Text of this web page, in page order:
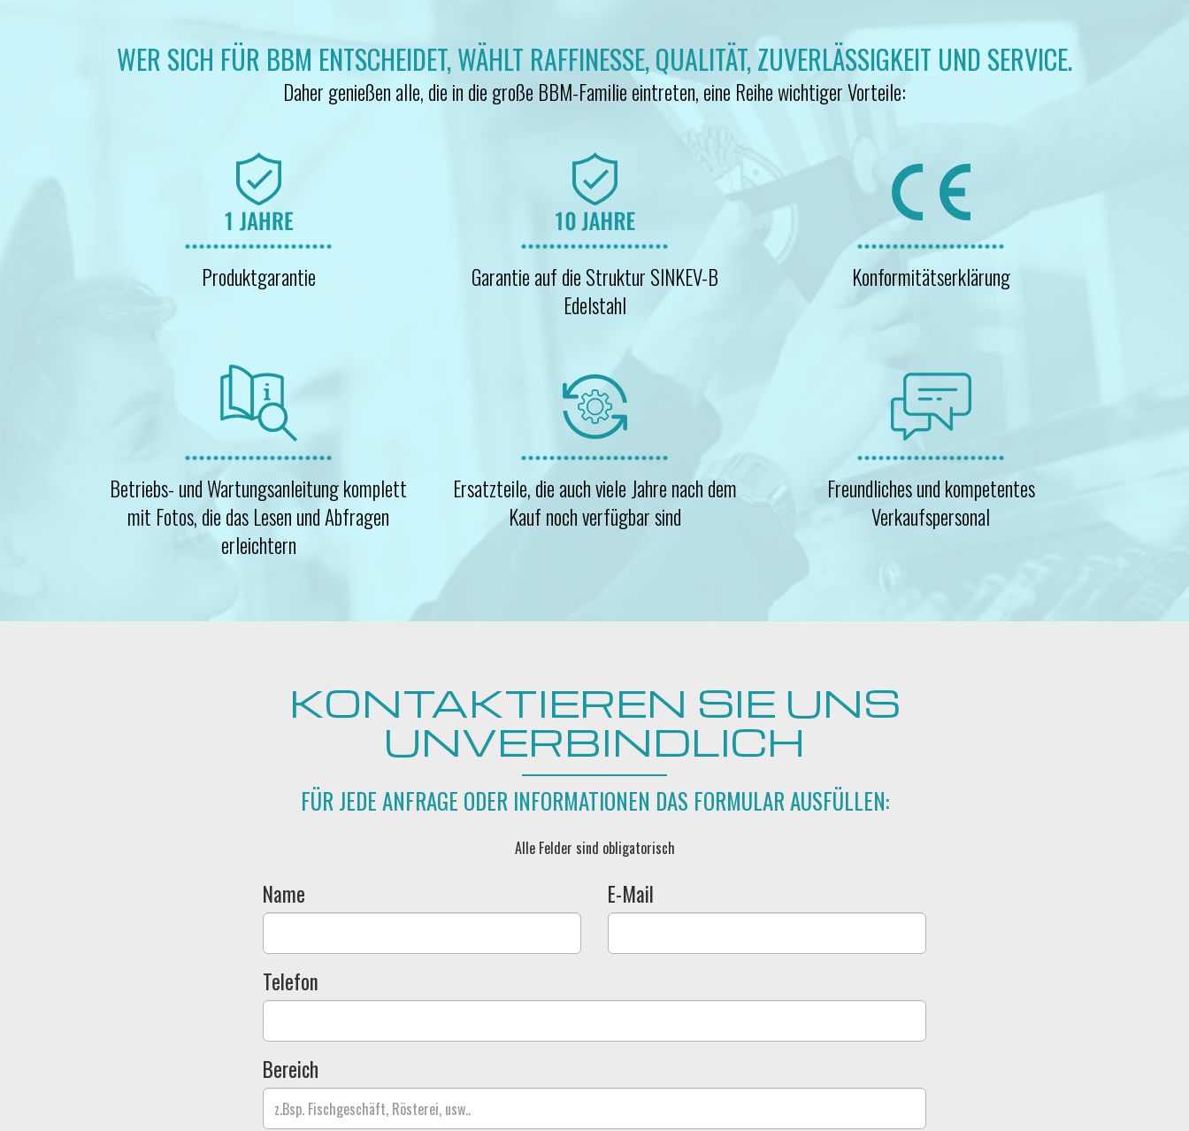
WER SICH FÜR BBM ENTSCHEIDET, WÄHLT RAFFINESSE, QUALITÄT, ZUVERLÄSSIGKEIT UND SERVICE.
Daher genießen alle, die in die große BBM-Familie eintreten, eine Reihe wichtiger Vorteile:
Produktgarantie
Garantie auf die Struktur SINKEV-B
Edelstahl
Konformitätserklärung
Betriebs- und Wartungsanleitung komplett
mit Fotos, die das Lesen und Abfragen
erleichtern
Ersatzteile, die auch viele Jahre nach dem
Kauf noch verfügbar sind
Freundliches und kompetentes
Verkaufspersonal
KONTAKTIEREN SIE UNS
UNVERBINDLICH
FÜR JEDE ANFRAGE ODER INFORMATIONEN DAS FORMULAR AUSFÜLLEN:
Alle Felder sind obligatorisch
Name E-Mail
Telefon
Bereich